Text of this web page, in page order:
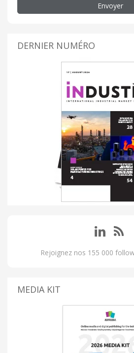
Envoyer
DERNIER NUMÉRO
Rejoignez nos 155 000
MEDIA KIT